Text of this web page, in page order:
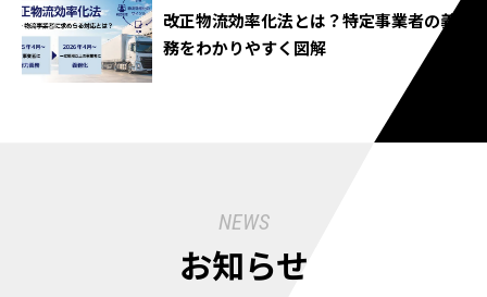
改正物流効率化法とは？特定事業者の義
務をわかりやすく図解
NEWS
お知らせ